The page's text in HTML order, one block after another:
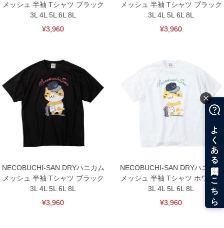
メッシュ 半袖 Tシャツ ブラック
3L 4L 5L 6L 8L
¥3,960
メッシュ 半袖 Tシャツ ブラック
3L 4L 5L 6L 8L
¥3,960
NECOBUCHI-SAN DRYハニカム
メッシュ 半袖 Tシャツ ブラック
3L 4L 5L 6L 8L
¥3,960
NECOBUCHI-SAN DRYハニカム
メッシュ 半袖 Tシャツ ホワイト
3L 4L 5L 6L 8L
¥3,960